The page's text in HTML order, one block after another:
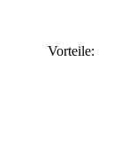
Vorteile: